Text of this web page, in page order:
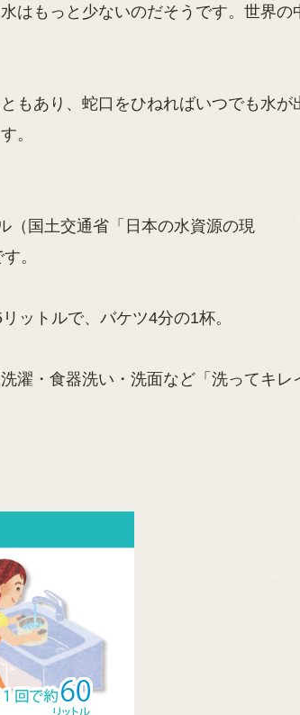
はもっと少ないのだそうです。世界の
もあり、蛇口をひねればいつでも水が
。
（国土交通省「日本の水資源の現
。
ットルで、バケツ4分の1杯。
濯・食器洗い・洗面など「洗ってキレ